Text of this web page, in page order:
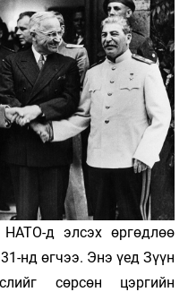
д элсэх өргөдлөө
нд өгчээ. Энэ үед Зүүн
сөрсөн цэргийн